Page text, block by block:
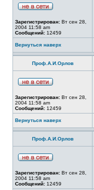
Зарегистрирован: Вт сен 28,
2004 11:58 am
Сообщений: 12459
Вернуться наверх
Проф.А.И.Орлов
Зарегистрирован: Вт сен 28,
2004 11:58 am
Сообщений: 12459
Вернуться наверх
Проф.А.И.Орлов
Зарегистрирован: Вт сен 28,
2004 11:58 am
Сообщений: 12459